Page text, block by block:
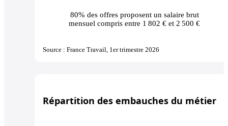
80% des offresproposent un salaire brut
mensuel compris entre 1 802 € et 2 500 €
Source : France Travail, 1er trimestre 2026
Répartition des embauches du métier